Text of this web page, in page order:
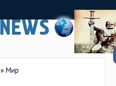
»Мир